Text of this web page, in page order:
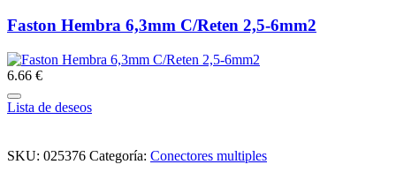
Faston Hembra 6,3mm C/Reten 2,5-6mm2
6.66 €
Lista de deseos
SKU: 025376 Categoría: Conectores multiples